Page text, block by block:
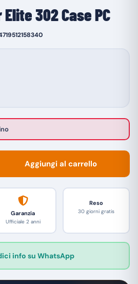
302 Case PC
Aggiungi al carrello
Garanzia
Ufficiale 2 anni
Reso
30 giorni gratis
info su WhatsApp